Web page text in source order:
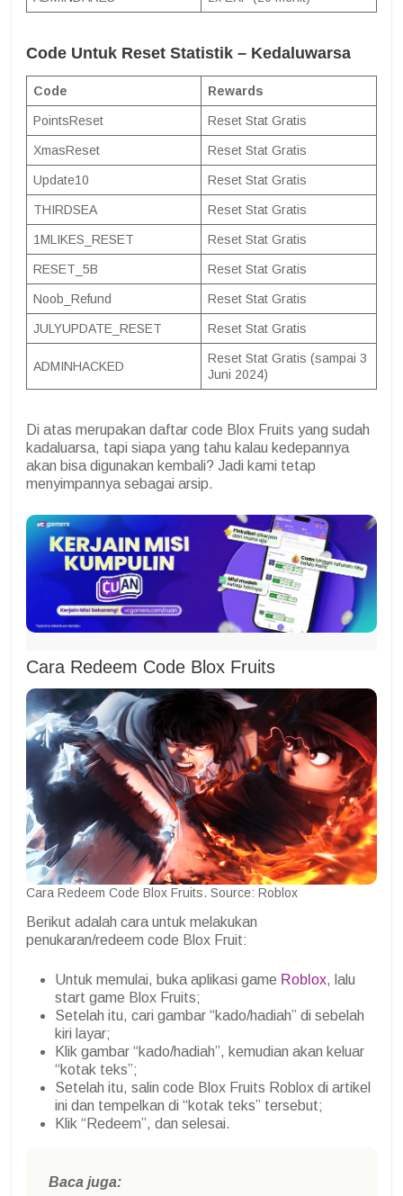
Code Untuk Reset Statistik – Kedaluwarsa
Code Rewards
PointsReset Reset Stat Gratis
XmasReset Reset Stat Gratis
Update10 Reset Stat Gratis
THIRDSEA Reset Stat Gratis
1MLIKES_RESET Reset Stat Gratis
RESET_5B Reset Stat Gratis
Noob_Refund Reset Stat Gratis
JULYUPDATE_RESET Reset Stat Gratis
ADMINHACKED
Reset Stat Gratis (sampai 3
Juni 2024)
Di atas merupakan daftar code Blox Fruits yang sudah
kadaluarsa, tapi siapa yang tahu kalau kedepannya
akan bisa digunakan kembali? Jadi kami tetap
menyimpannya sebagai arsip.
Cara Redeem Code Blox Fruits
Cara Redeem Code Blox Fruits. Source: Roblox
Berikut adalah cara untuk melakukan
penukaran/redeem code Blox Fruit:
Untuk memulai, buka aplikasi game Roblox, lalu
start game Blox Fruits;
Setelah itu, cari gambar “kado/hadiah” di sebelah
kiri layar;
Klik gambar “kado/hadiah”, kemudian akan keluar
“kotak teks”;
Setelah itu, salin code Blox Fruits Roblox di artikel
ini dan tempelkan di “kotak teks” tersebut;
Klik “Redeem”, dan selesai.
Baca juga: